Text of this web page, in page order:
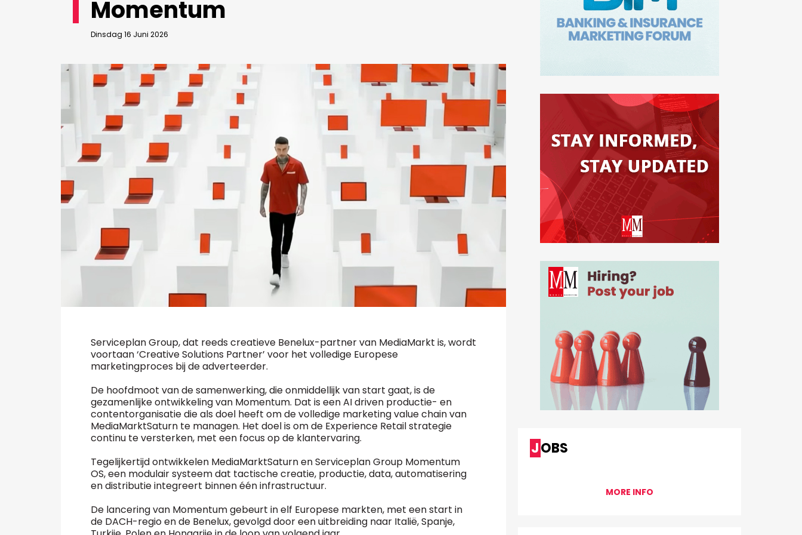
Momentum
Dinsdag 16 Juni 2026
Serviceplan Group, dat reeds creatieve Benelux-partner van MediaMarkt is, wordt
voortaan ‘Creative Solutions Partner’ voor het volledige Europese
marketingproces bij de adverteerder.
De hoofdmoot van de samenwerking, die onmiddellijk van start gaat, is de
gezamenlijke ontwikkeling van Momentum. Dat is een AI driven productie- en
contentorganisatie die als doel heeft om de volledige marketing value chain van
MediaMarktSaturn te managen. Het doel is om de Experience Retail strategie
continu te versterken, met een focus op de klantervaring.
Tegelijkertijd ontwikkelen MediaMarktSaturn en Serviceplan Group Momentum
OS, een modulair systeem dat tactische creatie, productie, data, automatisering
en distributie integreert binnen één infrastructuur.
De lancering van Momentum gebeurt in elf Europese markten, met een start in
de DACH-regio en de Benelux, gevolgd door een uitbreiding naar Italië, Spanje,
JOBS
MORE INFO
Bedrijfsabonnement